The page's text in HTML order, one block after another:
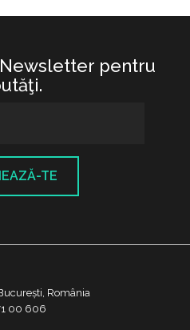
pentru
TE
România
00 606